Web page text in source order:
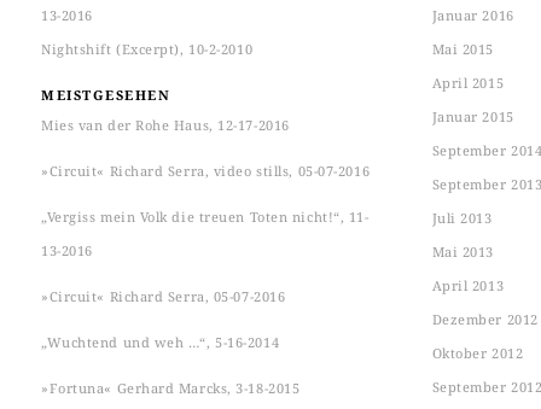
13-2016
Nightshift (Excerpt), 10-2-2010
MEISTGESEHEN
Mies van der Rohe Haus, 12-17-2016
»Circuit« Richard Serra, video stills, 05-07-2016
„Vergiss mein Volk die treuen Toten nicht!“, 11-
13-2016
»Circuit« Richard Serra, 05-07-2016
„Wuchtend und weh …“, 5-16-2014
»Fortuna« Gerhard Marcks, 3-18-2015
Januar 2016
Mai 2015
April 2015
Januar 2015
September
September
Juli 2013
Mai 2013
April 2013
Dezember 2012
Oktober 2012
September